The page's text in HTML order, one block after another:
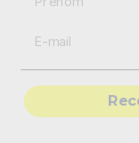
sublime soirée
Créez votre style avec